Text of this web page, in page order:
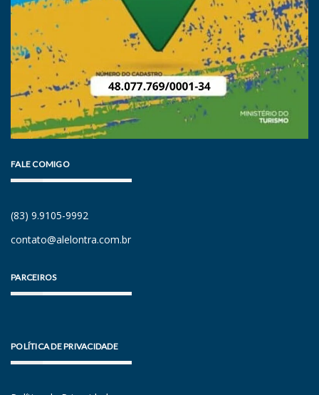
FALE COMIGO
(83) 9.9105-9992
contato@alelontra.com.br
PARCEIROS
POLÍTICA DE PRIVACIDADE